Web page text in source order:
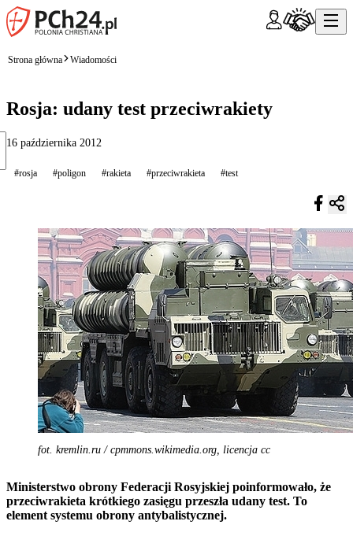
Strona główna Wiadomości
Rosja: udany test przeciwrakiety
16 października 2012
#rosja #poligon #rakieta #przeciwrakieta #test
fot. kremlin.ru / cpmmons.wikimedia.org, licencja cc
Ministerstwo obrony Federacji Rosyjskiej poinformowało, że
przeciwrakieta krótkiego zasięgu przeszła udany test. To
element systemu obrony antybalistycznej.